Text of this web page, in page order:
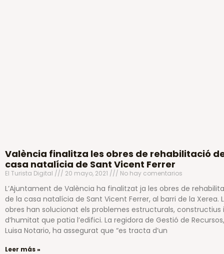
València finalitza les obres de rehabilitació
casa natalícia de Sant Vicent Ferrer
El Turista Digital 20 mayo, 2021 No hay comentarios
L’Ajuntament de València ha finalitzat ja les obres de
de la casa natalícia de Sant Vicent Ferrer, al barri de la Xerea.
obres han solucionat els problemes estructurals, constructius i
d’humitat que patia l’edifici. La regidora de Gestió de Recursos,
Luisa Notario, ha assegurat que “es tracta d’un
Leer más »